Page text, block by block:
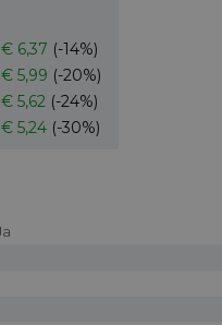
€ 6,37 (-14%)
€ 5,99 (-20%)
€ 5,62 (-24%)
€ 5,24 (-30%)